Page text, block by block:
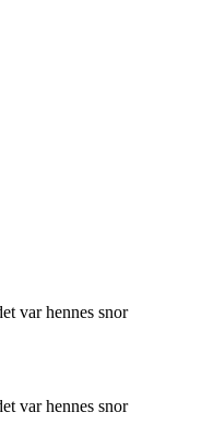
var hennes snor
var hennes snor